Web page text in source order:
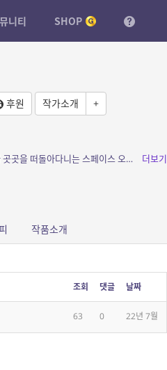
니티 SHOP
후원 작가소개 +
소개: Nomadic Starship. 무기를 제작하는 총장이 청년 ‘장 시너손’이 의뢰를 위해 은하 곳곳을 떠돌아다니는 스페이스 오페라.
더보기
작품소개
조회 댓글 날짜
63 0 22년 7월